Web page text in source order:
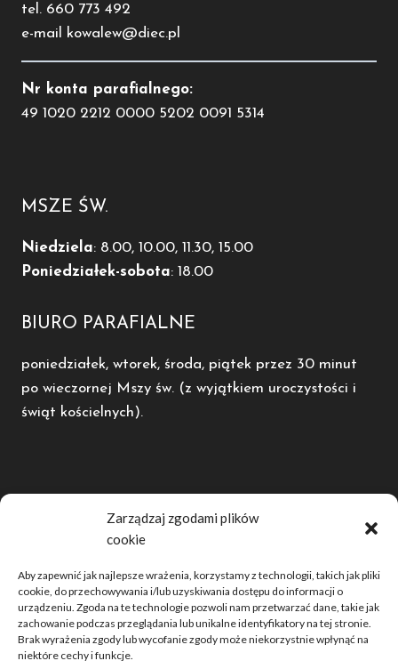
Zarządzaj zgodami plików
cookie
Aby zapewnić jak najlepsze wrażenia, korzystamy z technologii, takich jak pliki
cookie, do przechowywania i/lub uzyskiwania dostępu do informacji o
urządzeniu. Zgoda na te technologie pozwoli nam przetwarzać dane, takie jak
zachowanie podczas przeglądania lub unikalne identyfikatory na tej stronie.
Brak wyrażenia zgody lub wycofanie zgody może niekorzystnie wpłynąć na
niektóre cechy i funkcje.
tel. 660 773 492
e-mail kowalew@diec.pl
Nr konta parafialnego:
49 1020 2212 0000 5202 0091 5314
MSZE ŚW.
Niedziela: 8.00, 10.00, 11.30, 15.00
Poniedziałek-sobota: 18.00
BIURO PARAFIALNE
poniedziałek, wtorek, środa, piątek przez 30 minut
po wieczornej Mszy św. (z wyjątkiem uroczystości i
świąt kościelnych).
Diecezja Kaliska
Dwutygodnik Opiekun
Telewizja domjozefa.tv